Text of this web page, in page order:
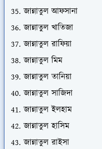
জান্নাতুল আফসানা
জান্নাতুল খাতিজা
জান্নাতুল রাফিয়া
জান্নাতুল মিম
জান্নাতুল তানিয়া
জান্নাতুল সাজিদা
জান্নাতুল ইলহাম
জান্নাতুল হাসিম
জান্নাতুল রাইসা